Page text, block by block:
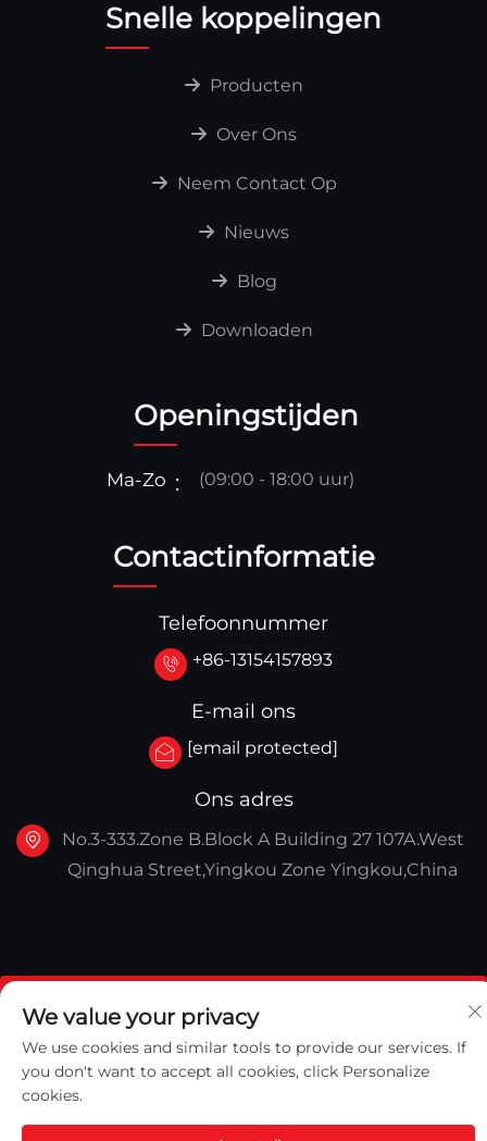
Snelle koppelingen
Producten
Over Ons
Neem Contact Op
Nieuws
Blog
Downloaden
Openingstijden
Ma-Zo (09:00 - 18:00 uur)
Contactinformatie
Telefoonnummer
+86-13154157893
E-mail ons
[email protected]
Ons adres
No.3-333.Zone B.Block A Building 27 107A.West
Qinghua Street,Yingkou Zone Yingkou,China
Copyright © 2025 Yingkou Captain Machinery
Equipment Co., Ltd.
Privacy Policy
We value your privacy
We use cookies and similar tools to provide our services. If
you don't want to accept all cookies, click Personalize
cookies.